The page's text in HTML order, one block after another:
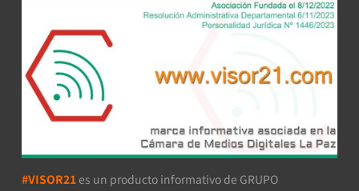
#VISOR21 es un producto informativo de GRUPO